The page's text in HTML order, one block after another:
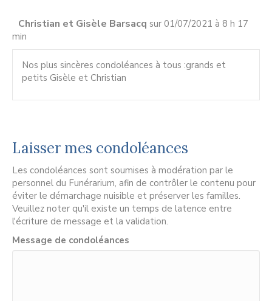
Christian et Gisèle Barsacq sur 01/07/2021 à 8 h 17
min
Nos plus sincères condoléances à tous :grands et
petits Gisèle et Christian
Laisser mes condoléances
Les condoléances sont soumises à modération par le
personnel du Funérarium, afin de contrôler le contenu pour
éviter le démarchage nuisible et préserver les familles.
Veuillez noter qu'il existe un temps de latence entre
l'écriture de message et la validation.
Message de condoléances